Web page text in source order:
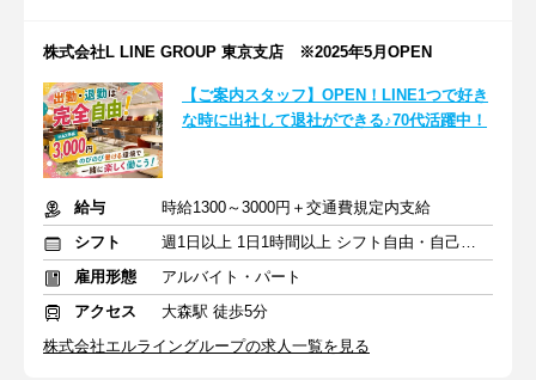
株式会社L LINE GROUP 東京支店 ※2025年5月OPEN
【ご案内スタッフ】OPEN！LINE1つで好き
な時に出社して退社ができる♪70代活躍中！
給与
時給1300～3000円＋交通費規定内支給
シフト
週1日以上 1日1時間以上 シフト自由・自己申告
雇用形態
アルバイト・パート
アクセス
大森駅 徒歩5分
株式会社エルライングループの求人一覧を見る